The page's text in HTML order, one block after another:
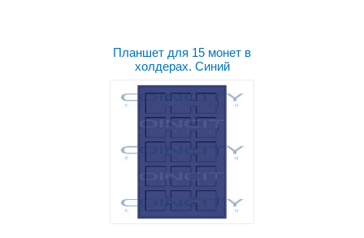
Планшет для 15 монет в
холдерах. Синий